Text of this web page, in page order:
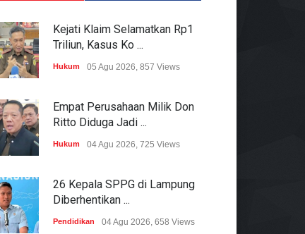
Kejati Klaim Selamatkan Rp1
Triliun, Kasus Ko ...
Hukum 05 Agu 2026, 857 Views
Empat Perusahaan Milik Don
Ritto Diduga Jadi ...
Hukum 04 Agu 2026, 725 Views
26 Kepala SPPG di Lampung
Diberhentikan ...
Pendidikan 04 Agu 2026, 658 Views